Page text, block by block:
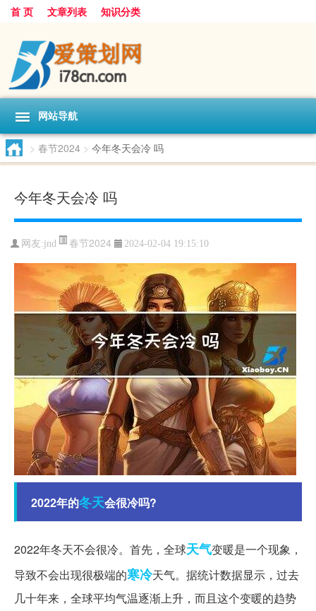
首 页 文章列表 知识分类
网站导航
> 春节2024 > 今年冬天会冷 吗
今年冬天会冷 吗
网友:jnd 春节2024 2024-02-04 19:15:10
2022年的冬天会很冷吗?
2022年冬天不会很冷。首先，全球天气变暖是一个现象，
导致不会出现很极端的寒冷天气。据统计数据显示，过去
几十年来，全球平均气温逐渐上升，而且这个变暖的趋势